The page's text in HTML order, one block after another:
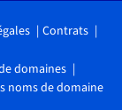
Contrats
domaines
noms de domaine